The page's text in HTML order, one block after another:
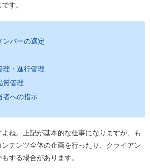
す。
ンバーの選定
理・進行管理
質管理
者への指示
ね。上記が基本的な仕事になりますが、も
テンツ全体の企画を行ったり、クライアン
する場合があります。